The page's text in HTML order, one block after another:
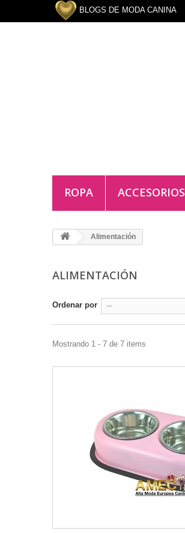
BLOGS DE MODA CANINA
ROPA ACCESORIOS
Alimentación
ALIMENTACIÓN
Ordenar por --
Mostrando 1 - 7 de 7 items